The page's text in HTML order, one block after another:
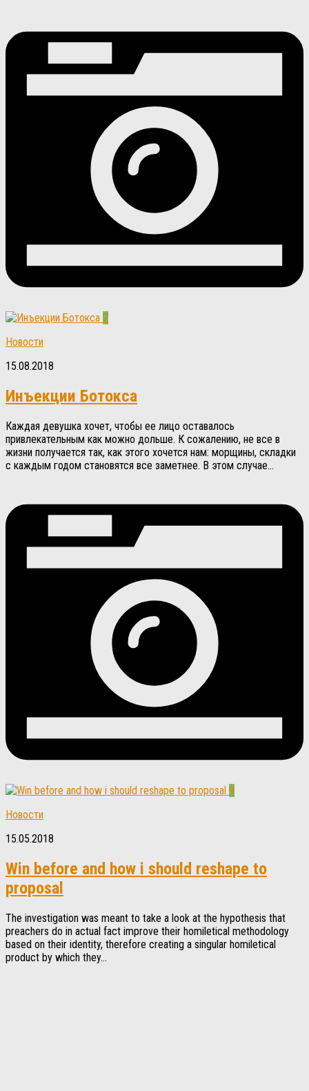
7
Новости
15.08.2018
Инъекции Ботокса
Каждая девушка хочет, чтобы ее лицо оставалось
привлекательным как можно дольше. К сожалению, не все в
жизни получается так, как этого хочется нам: морщины, складки
с каждым годом становятся все заметнее. В этом случае...
9
Новости
15.05.2018
Win before and how i should reshape to
proposal
The investigation was meant to take a look at the hypothesis that
preachers do in actual fact improve their homiletical methodology
based on their identity, therefore creating a singular homiletical
product by which they...